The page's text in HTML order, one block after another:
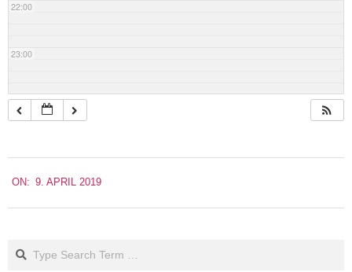
22:00
23:00
04-
09
ON: 9. APRIL 2019